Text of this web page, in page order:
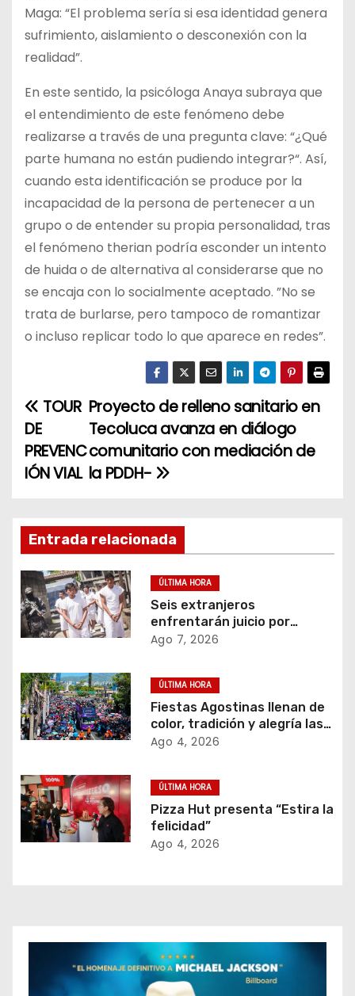
Maga: “El problema sería si esa identidad genera
sufrimiento, aislamiento o desconexión con la
realidad”.
En este sentido, la psicóloga Anaya subraya que
el entendimiento de este fenómeno debe
realizarse a través de una pregunta clave: “¿Qué
parte humana no están pudiendo integrar?“. Así,
cuando esta identificación se produce por la
incapacidad de la persona de pertenecer a un
grupo o de entender su propia personalidad, tras
el fenómeno therian podría esconder un intento
de huida o de alternativa al considerarse que no
se encaja con lo socialmente aceptado. ”No se
trata de burlarse, pero tampoco de romantizar
o incluso replicar todo lo que aparece en redes”.
N
a
v
g
a
c
i
ó
n
d
e
e
n
a
Proyecto de relleno sanitario en
Tecoluca avanza en diálogo
comunitario con mediación de
la PDDH-
TOUR
DE
PREVENC
IÓN VIAL
Entrada relacionada
ÚLTIMA HORA
Seis extranjeros
enfrentarán juicio por
transportar 1,102 kilos de
Ago 7, 2026
ÚLTIMA HORA
Fiestas Agostinas llenan de
color, tradición y alegría las
calles de San Salvador
Ago 4, 2026
ÚLTIMA HORA
Pizza Hut presenta “Estira la
felicidad”
Ago 4, 2026